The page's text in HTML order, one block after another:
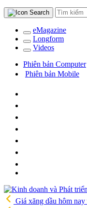
eMagazine
Longform
Videos
Phiên bản Computer
Phiên bản Mobile
Giá xăng dầu hôm